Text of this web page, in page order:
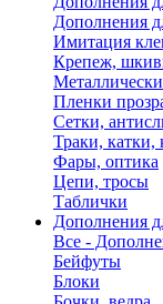
Дополнения
Имитация
Крепеж,
Пленки
Сетки,
Траки, катки,
Фары, оптика
Цепи, тросы
Таблички
Дополнения
Все -
Бейфуты
Блоки